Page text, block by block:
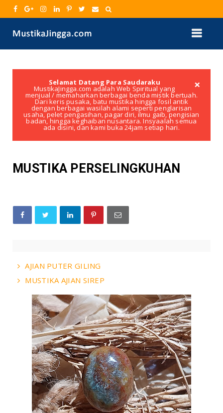
×
Selamat Datang Para Saudaraku
MustikaJingga.com adalah Web Spiritual yang
menjual / memaharkan berbagai benda mistik bertuah.
Dari keris pusaka, batu mustika hingga fosil antik
dengan berbagai wasilah alami seperti penglarisan
usaha, pelet pengasihan, pagar diri, ilmu gaib, pengisian
badan, hingga keghaiban nusantara. Insyaalah semua
ada disini, dan kami buka 24jam setiap hari.
MUSTIKA PERSELINGKUHAN
AJIAN PUTER GILING
MUSTIKA AJIAN SIREP